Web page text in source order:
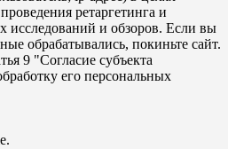
ретаргетинга и
исследований и обзоров. Если вы
обрабатывались, покиньте сайт.
9 "Согласие субъекта
его персональных